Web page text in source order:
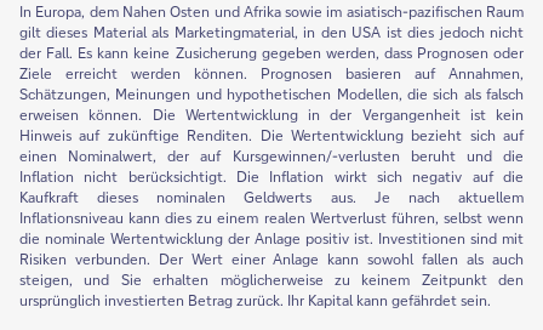
In Europa, dem Nahen Osten und Afrika sowie im asiatisch-pazifischen Raum
gilt dieses Material als Marketingmaterial, in den USA ist dies jedoch nicht
der Fall. Es kann keine Zusicherung gegeben werden, dass Prognosen oder
Ziele erreicht werden können. Prognosen basieren auf Annahmen,
Schätzungen, Meinungen und hypothetischen Modellen, die sich als falsch
erweisen können. Die Wertentwicklung in der Vergangenheit ist kein
Hinweis auf zukünftige Renditen. Die Wertentwicklung bezieht sich auf
einen Nominalwert, der auf Kursgewinnen/-verlusten beruht und die
Inflation nicht berücksichtigt. Die Inflation wirkt sich negativ auf die
Kaufkraft dieses nominalen Geldwerts aus. Je nach aktuellem
Inflationsniveau kann dies zu einem realen Wertverlust führen, selbst wenn
die nominale Wertentwicklung der Anlage positiv ist. Investitionen sind mit
Risiken verbunden. Der Wert einer Anlage kann sowohl fallen als auch
steigen, und Sie erhalten möglicherweise zu keinem Zeitpunkt den
ursprünglich investierten Betrag zurück. Ihr Kapital kann gefährdet sein.